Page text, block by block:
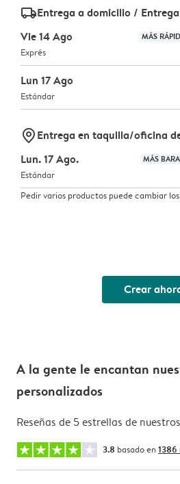
delivery_standard_v2Entrega a domicilio /
Vie 14 Ago
MÁS
Exprés
Lun 17 Ago
Estándar
marker-pinEntrega en taquilla/oficina
Lun. 17 Ago.
MÁS
Estándar
Pedir varios productos puede cambiar
Crear
A la gente le encantan
personalizados
Reseñas de 5 estrellas de
3.8 basado en 1386